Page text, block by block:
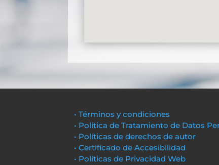
• Términos y condiciones
• Política de Tratamiento de Datos
• Políticas de derechos de autor
• Certificado de Accesibilidad
• Políticas de Privacidad Web